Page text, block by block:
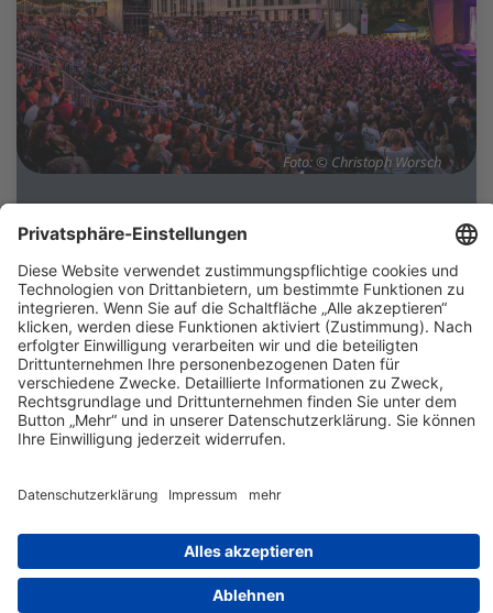
Foto: © Christoph Worsch
NOUVELLE VAGUE
Theaterhaus Jena
Support: Caro Schaeffler